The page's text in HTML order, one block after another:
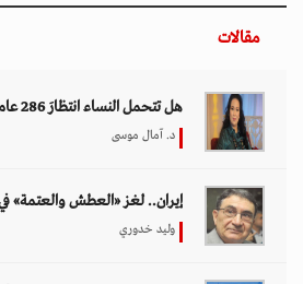
مقالات
هل تتحمل النساء انتظارَ 286 عاماً؟
د. آمال موسى
إيران.. لغز «العطش والعتمة» في
وليد خدوري